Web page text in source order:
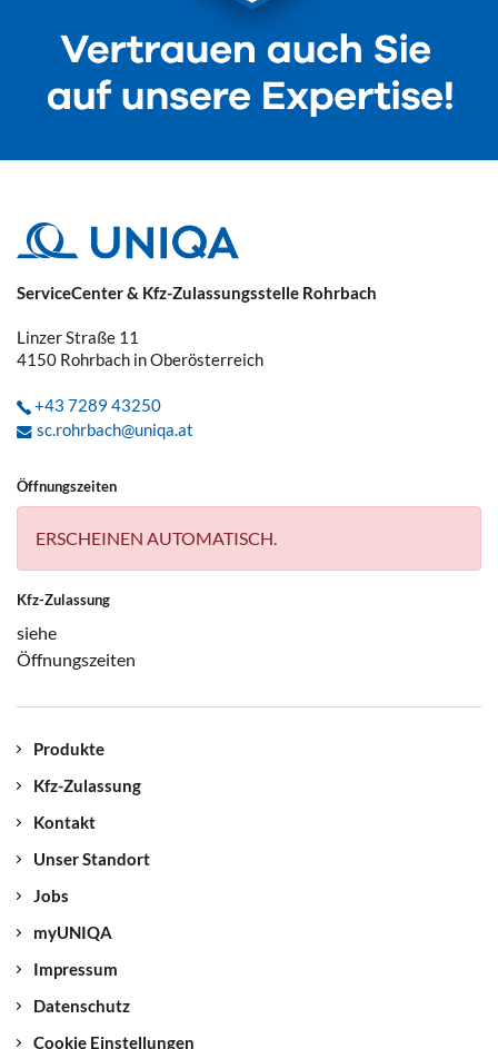
ServiceCenter & Kfz-Zulassungsstelle Rohrbach
Linzer Straße 11
4150 Rohrbach in Oberösterreich
+43 7289 43250
sc.rohrbach@uniqa.at
Öffnungszeiten
ERSCHEINEN AUTOMATISCH.
Kfz-Zulassung
siehe
Öffnungszeiten
Produkte
Kfz-Zulassung
Kontakt
Unser Standort
Jobs
myUNIQA
Impressum
Datenschutz
Cookie Einstellungen